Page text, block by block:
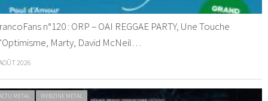
n°120 : ORP – OAI REGGAE PARTY, Une Touche
Marty, David McNeil…
2026
METAL WEBZINE METAL